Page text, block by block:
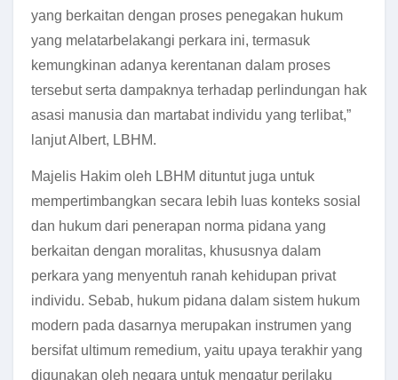
yang berkaitan dengan proses penegakan hukum
yang melatarbelakangi perkara ini, termasuk
kemungkinan adanya kerentanan dalam proses
tersebut serta dampaknya terhadap perlindungan hak
asasi manusia dan martabat individu yang terlibat,”
lanjut Albert, LBHM.
Majelis Hakim oleh LBHM dituntut juga untuk
mempertimbangkan secara lebih luas konteks sosial
dan hukum dari penerapan norma pidana yang
berkaitan dengan moralitas, khususnya dalam
perkara yang menyentuh ranah kehidupan privat
individu. Sebab, hukum pidana dalam sistem hukum
modern pada dasarnya merupakan instrumen yang
bersifat ultimum remedium, yaitu upaya terakhir yang
digunakan oleh negara untuk mengatur perilaku